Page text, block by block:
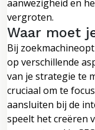
aanwezigheid en
vergroten.
Waar moet
Bij
op verschillende
van je strategie te
cruciaal om te
aansluiten bij de
speelt het creëren